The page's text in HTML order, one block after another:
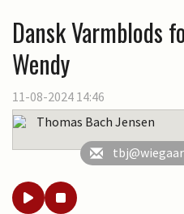
Dansk Varmblods
Wendy
11-08-2024 14:46
Thomas Bach Jensen